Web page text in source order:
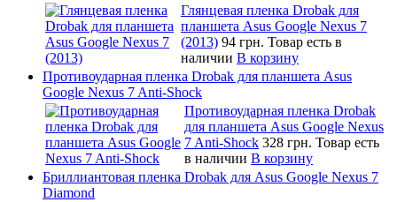
Глянцевая пленка Drobak для
планшета Asus Google Nexus 7
(2013) 94 грн. Товар есть в
наличии В корзину
Противоударная пленка Drobak для планшета Asus
Google Nexus 7 Anti-Shock
Противоударная пленка Drobak
для планшета Asus Google Nexus
7 Anti-Shock 328 грн. Товар есть
в наличии В корзину
Бриллиантовая пленка Drobak для Asus Google Nexus 7
Diamond